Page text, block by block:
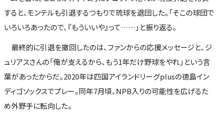
すると、モンテルも引退するつもりで琉球を退団した。「そこの球団で
いろいろあったので、『もういいや』って……」と振り返る。
最終的に引退を撤回したのは、ファンからの応援メッセージと、ジ
ュリアスさんの「俺が支えるから、もう1年だけ野球をやれ」という言
葉があったからだ。2020年は四国アイランドリーグplusの徳島イン
ディゴソックスでプレー。同年7月頃、NPB入りの可能性を広げるた
め外野手に転向した。